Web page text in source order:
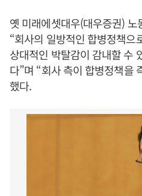
옛 미래에셋대우(대우증권)
“회사의 일방적인 합병정책으
상대적인 박탈감이 감내할 수
다”며 “회사 측이 합병정책을
했다.